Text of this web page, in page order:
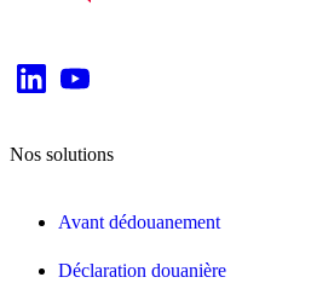
Nos solutions
Avant dédouanement
Déclaration douanière